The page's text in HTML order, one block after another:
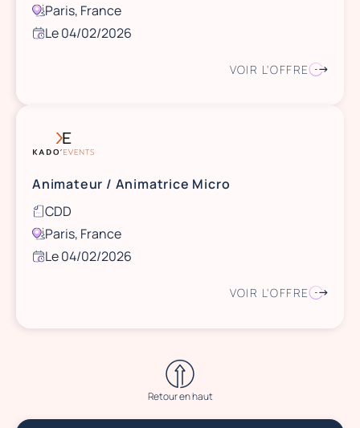
Paris, France
Le 04/02/2026
VOIR L'OFFRE
Animateur / Animatrice Micro
CDD
Paris, France
Le 04/02/2026
VOIR L'OFFRE
Retour en haut